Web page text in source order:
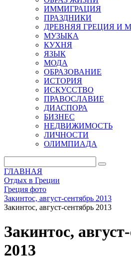
ИММИГРАЦИЯ
ПРАЗДНИКИ
ДРЕВНЯЯ ГРЕЦИЯ И
МУЗЫКА
КУХНЯ
ЯЗЫК
МОДА
ОБРАЗОВАНИЕ
ИСТОРИЯ
ИСКУССТВО
ПРАВОСЛАВИЕ
ДИАСПОРА
БИЗНЕС
НЕДВИЖИМОСТЬ
ЛИЧНОСТИ
ОЛИМПИАДА
ГЛАВНАЯ
Отдых в Греции
Греция фото
Закинтос, август-сентябрь 2013
Закинтос, август-сентябрь 2013
Закинтос,
2013